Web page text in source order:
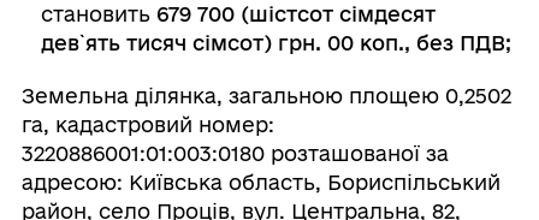
становить 679 700 (шістсот сімдесят
дев`ять тисяч сімсот) грн. 00 коп., без ПДВ;
Земельна ділянка, загальною площею 0,2502
га, кадастровий номер:
3220886001:01:003:0180 розташованої за
адресою: Київська область, Бориспільський
район, село Проців, вул. Центральна, 82,